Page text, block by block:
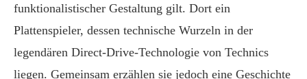
funktionalistischer Gestaltung gilt. Dort ein
Plattenspieler, dessen technische Wurzeln in der
legendären Direct-Drive-Technologie von Technics
liegen. Gemeinsam erzählen sie jedoch eine Geschichte